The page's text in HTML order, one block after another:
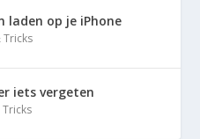
laden op je iPhone
Tricks
iets vergeten